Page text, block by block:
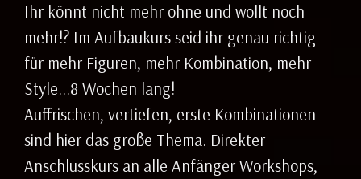
Ihr könnt nicht mehr ohne und wollt noch
mehr!? Im Aufbaukurs seid ihr genau richtig
für mehr Figuren, mehr Kombination, mehr
Style...8 Wochen lang!
Auffrischen, vertiefen, erste Kombinationen
sind hier das große Thema. Direkter
Anschlusskurs an alle Anfänger Workshops,